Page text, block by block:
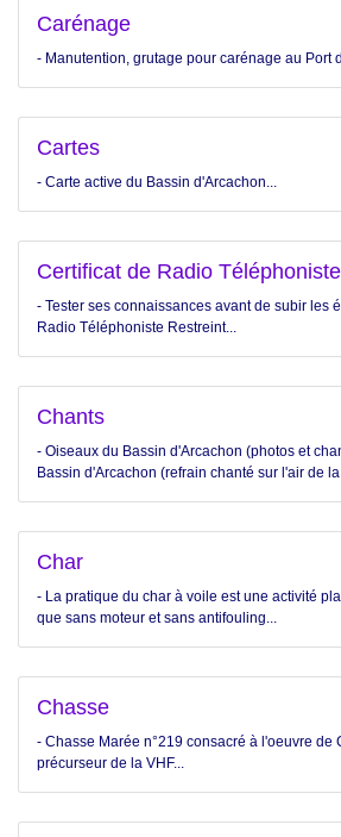
Carénage
- Manutention, grutage pour carénage au Port
Cartes
- Carte active du Bassin d'Arcachon...
Certificat de Radio
- Tester ses connaissances avant de subir les
Radio Téléphoniste Restreint...
Chants
- Oiseaux du Bassin d'Arcachon (photos et
Bassin d'Arcachon (refrain chanté sur l'air de
Char
- La pratique du char à voile est une activité
que sans moteur et sans antifouling...
Chasse
- Chasse Marée n°219 consacré à l'oeuvre de
précurseur de la VHF...